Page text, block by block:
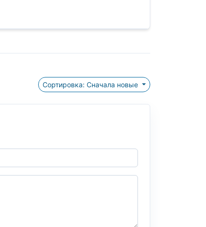
Сортировка: Сначала новые